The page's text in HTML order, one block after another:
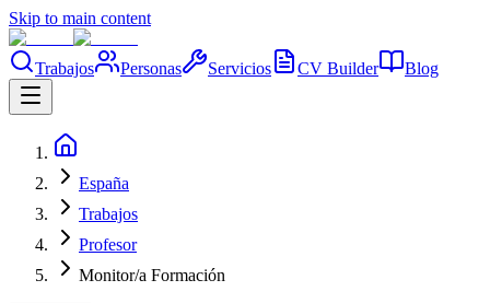
Skip to main content
Trabajos Personas Servicios CV Builder Blog
España
Trabajos
Profesor
Monitor/a Formación